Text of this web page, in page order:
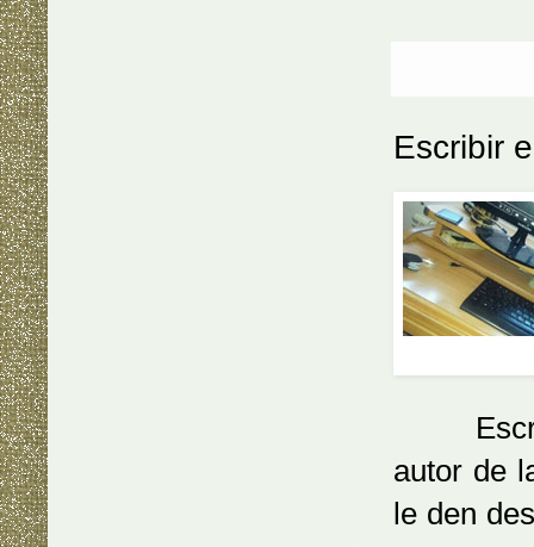
Escribir
autor de
le den